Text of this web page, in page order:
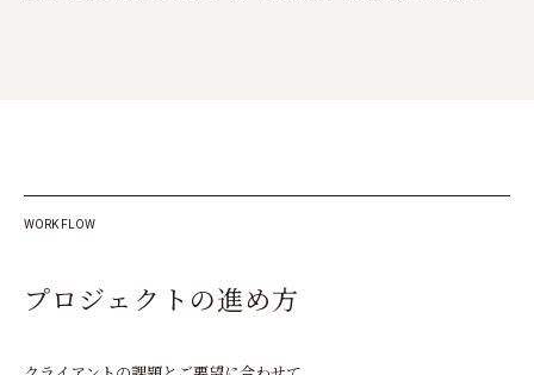
WORK FLOW
プロ ジェ ク ト の進め方